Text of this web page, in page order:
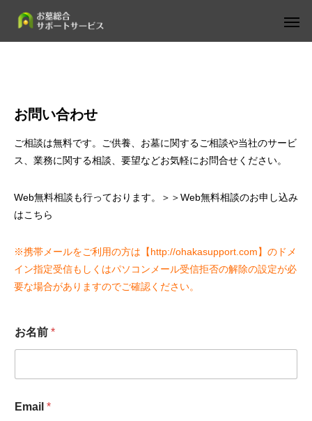
お問い合わせ
ご相談は無料です。ご供養、お墓に関するご相談や当社のサービ
ス、業務に関する相談、要望などお気軽にお問合せください。
Web無料相談も行っております。
＞＞Web無料相談のお申し込み
はこちら
※携帯メールをご利用の方は【http://ohakasupport.com】のドメ
イン指定受信もしくはパソコンメール受信拒否の解除の設定が必
要な場合がありますのでご確認ください。
お名前 *
Email *